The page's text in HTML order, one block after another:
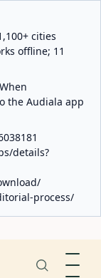
cities
offline; 11
the Audiala app
details?
process/